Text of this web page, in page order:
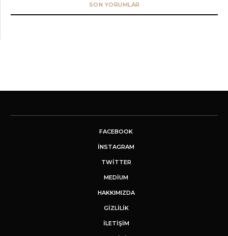
SON YORUMLAR
FACEBOOK
INSTAGRAM
TWITTER
MEDIUM
HAKKIMIZDA
GİZLİLİK
İLETIŞIM